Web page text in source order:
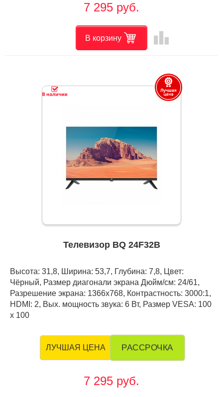
7 295 руб.
В корзину leaderboard
Телевизор BQ 24F32B
Высота: 31,8, Ширина: 53,7, Глубина: 7,8, Цвет:
Чёрный, Размер диагонали экрана Дюйм/см: 24/61,
Разрешение экрана: 1366x768, Контрастность: 3000:1,
HDMI: 2, Вых. мощность звука: 6 Вт, Размер VESA: 100
х 100
ЛУЧШАЯ ЦЕНА РАССРОЧКА
7 295 руб.